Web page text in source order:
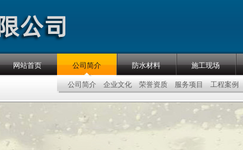
网站首页 公司简介 防水材料 施工现场
公司简介 企业文化 荣誉资质 服务项目 工程案例